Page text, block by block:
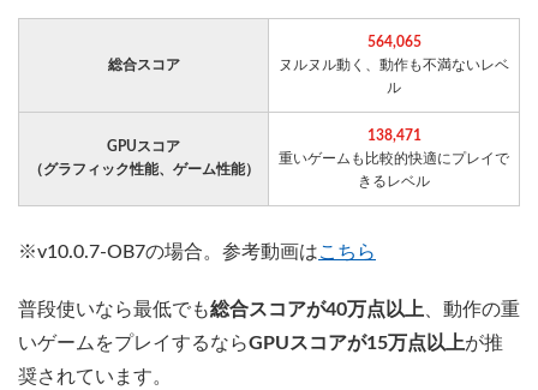
総合スコア
564,065
ヌルヌル動く、動作も不満ないレベ
ル
GPUスコア
（グラフィック性能、ゲーム性能）
138,471
重いゲームも比較的快適にプレイで
きるレベル
※v10.0.7-OB7の場合。参考動画はこちら
普段使いなら最低でも総合スコアが40万点以上 、動作の重
いゲームをプレイするならGPUスコアが15万点以上が推
奨されています。